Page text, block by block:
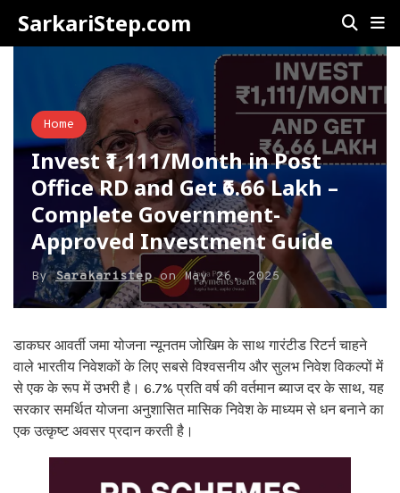
SarkariStep.com
Home
Invest ₹1,111/Month in Post
Office RD and Get ₹6.66 Lakh –
Complete Government-
Approved Investment Guide
BySarakaristeponMay 26, 2025
डाकघर आवर्ती जमा योजना न्यूनतम जोखिम के साथ गारंटीड रिटर्न चाहने
वाले भारतीय निवेशकों के लिए सबसे विश्वसनीय और सुलभ निवेश विकल्पों में
से एक के रूप में उभरी है। 6.7% प्रति वर्ष की वर्तमान ब्याज दर के साथ, यह
सरकार समर्थित योजना अनुशासित मासिक निवेश के माध्यम से धन बनाने का
एक उत्कृष्ट अवसर प्रदान करती है।